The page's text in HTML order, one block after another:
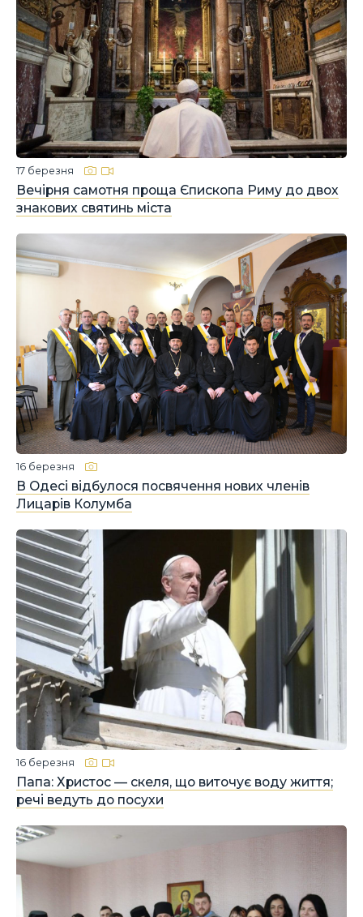
Вечірня самотня проща Єпископа Риму до двох
знакових святинь міста
17 березня
В Одесі відбулося посвячення нових членів
Лицарів Колумба
16 березня
Папа: Христос — скеля, що виточує воду життя;
речі ведуть до посухи
16 березня